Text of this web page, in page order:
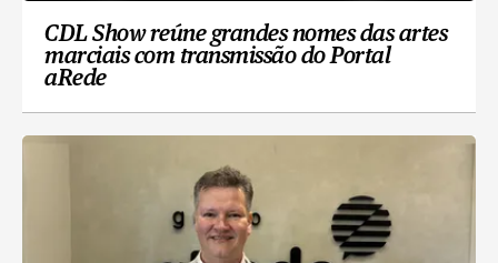
CDL Show reúne grandes nomes das artes
marciais com transmissão do Portal
aRede